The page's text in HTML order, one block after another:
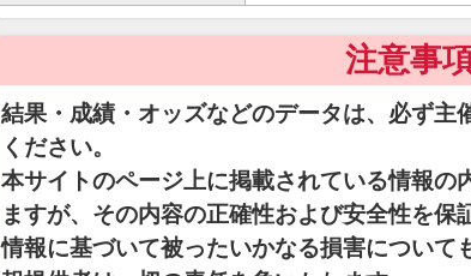
注意事
結果・成績・オッズなどのデータは、必ず主
ください。
本サイトのページ上に掲載されている情報の
ますが、その内容の正確性および安全性を保
情報に基づいて被ったいかなる損害について